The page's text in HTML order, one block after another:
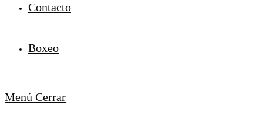
Contacto
Boxeo
Menú Cerrar